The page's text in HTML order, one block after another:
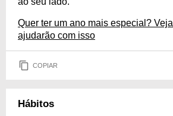
Quer ter um ano mais especial?
ajudarão com isso
COPIAR
Hábitos